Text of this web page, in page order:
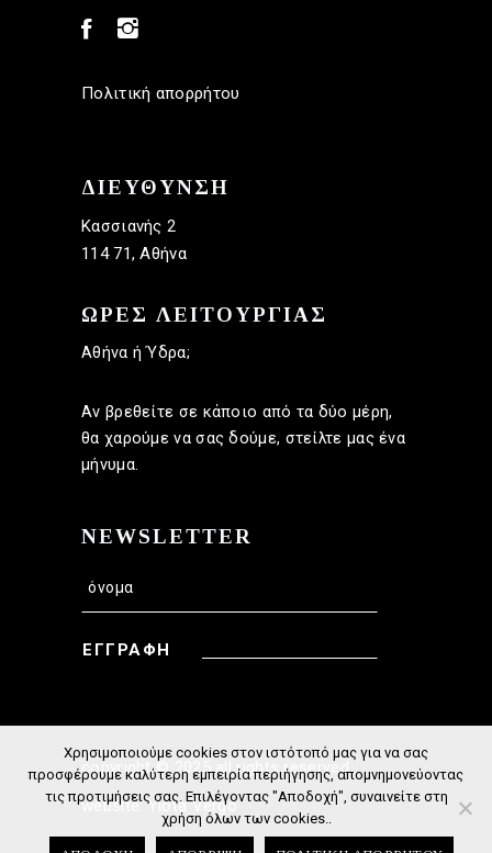
Πολιτική απορρήτου
ΔΙΕΥΘΥΝΣΗ
Κασσιανής 2
114 71, Αθήνα
ΩΡΕΣ ΛΕΙΤΟΥΡΓΙΑΣ
Αθήνα ή Ύδρα;
Αν βρεθείτε σε κάποιο από τα δύο μέρη,
θα χαρούμε να σας δούμε, στείλτε μας ένα
μήνυμα.
NEWSLETTER
ΕΓΓΡΑΦΗ
copyright © 2025 all rights reserved
website: Yiota Vergo
Χρησιμοποιούμε cookies στον ιστότοπό μας για να σας
προσφέρουμε καλύτερη εμπειρία περιήγησης, απομνημονεύοντας
τις προτιμήσεις σας. Επιλέγοντας "Αποδοχή", συναινείτε στη
χρήση όλων των cookies..